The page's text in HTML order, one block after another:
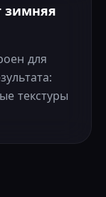
зимняя
для
текстуры